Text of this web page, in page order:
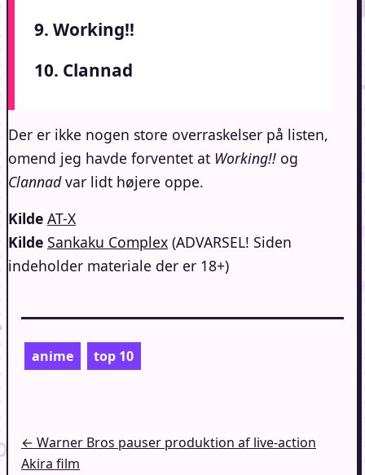
9. Working!!
10. Clannad
Der er ikke nogen store overraskelser på listen,
omend jeg havde forventet at Working!! og
Clannadvar lidt højere oppe.
Kilde AT-X
Kilde Sankaku Complex (ADVARSEL! Siden
indeholder materiale der er 18+)
anime top 10
Indlægsnavigation
← Warner Bros pauser produktion af live-action
Akira film